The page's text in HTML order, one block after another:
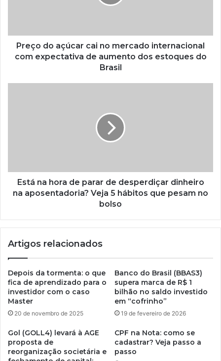
Preço do açúcar cai no mercado internacional
com expectativa de aumento dos estoques do
Brasil
Está na hora de parar de desperdiçar dinheiro
na aposentadoria? Veja 5 hábitos que pesam no
bolso
Artigos relacionados
Depois da tormenta: o que
fica de aprendizado para o
investidor com o caso
Master
20 de novembro de 2025
Banco do Brasil (BBAS3)
supera marca de R$ 1
bilhão no saldo investido
em “cofrinho”
19 de fevereiro de 2026
Gol (GOLL4) levará à AGE
proposta de
reorganização societária e
CPF na Nota: como se
cadastrar? Veja passo a
passo